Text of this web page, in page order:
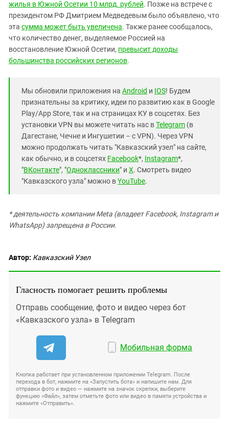
жилья в Южной Осетии 10 млрд. рублей. Позже на встрече с
президентом РФ Дмитрием Медведевым было объявлено, что
эта сумма может быть увеличена. Также ранее сообщалось,
что количество денег, выделяемое Россией на
восстановление Южной Осетии, превысит доходы
большинства российских регионов.
Мы обновили приложения на Android и IOS! Будем
признательны за критику, идеи по развитию как в Google
Play/App Store, так и на страницах КУ в соцсетях. Без
установки VPN вы можете читать нас вTelegram (в
Дагестане, Чечне и Ингушетии – с VPN). Через VPN
можно продолжать читать "Кавказский узел" на сайте,
как обычно, и в соцсетях Facebook*, Instagram*,
"ВКонтакте", "Одноклассники" и X. Смотреть видео
"Кавказского узла" можно вYouTube.
* деятельность компании Meta (владеет Facebook, Instagram и
WhatsApp) запрещена в России.
Автор: Кавказский Узел
Гласность помогает решить проблемы
Отправь сообщение, фото и видео через бот
«Кавказского узла» в Telegram
Мобильная форма
Кнопка работает при установленном приложении Telegram. После
перехода в бот, нажмите на «Запустить бота» и напишите нам. Для
отправки фото и видео — нажмите на значок скрепки, выберите
функцию «Файл», затем отметьте фото или видео в памяти устройства и
нажмите «Отправить».